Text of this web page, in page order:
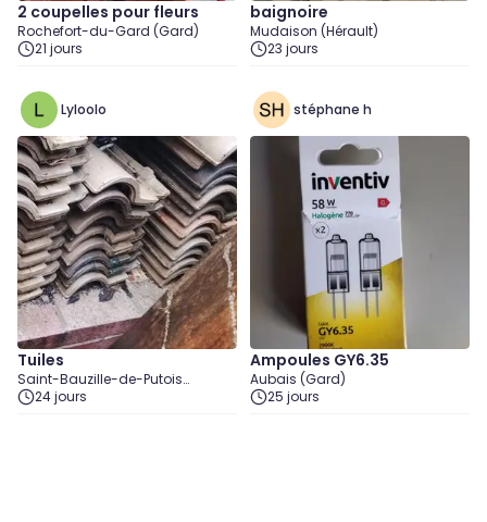
2 coupelles pour fleurs
Rochefort-du-Gard (Gard)
21 jours
baignoire
Mudaison (Hérault)
23 jours
Lyloolo
Tuiles
Saint-Bauzille-de-Putois
(Hérault)
24 jours
stéphane h
Ampoules GY6.35
Aubais (Gard)
25 jours